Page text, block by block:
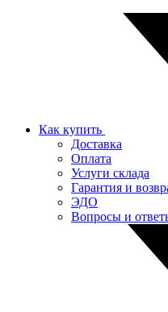
Как купить
Доставка
Оплата
Услуги склада
Гарантия и
ЭДО
Вопросы и